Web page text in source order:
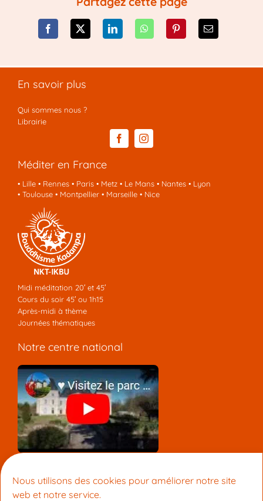
Nous utilisons des cookies pour améliorer notre site
web et notre service.
En savoir plus
Qui sommes nous ?
Librairie
Méditer en France
• Lille• Rennes• Paris• Metz• Le Mans• Nantes• Lyon
• Toulouse• Montpellier• Marseille• Nice
Midi méditation 20′ et 45′
Cours du soir 45′ ou 1h15
Après-midi à thème
Journées thématiques
Notre centre national
Centre Lamrim Lyon